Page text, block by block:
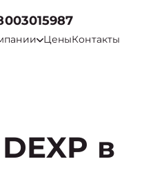
ЦеныКонтакты
в